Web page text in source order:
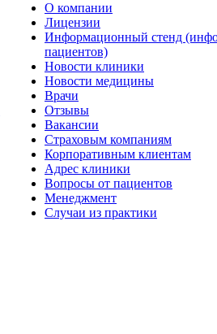
О компании
Лицензии
Информационный стенд
пациентов)
Новости клиники
Новости медицины
Врачи
Отзывы
Вакансии
Страховым компаниям
Корпоративным клиентам
Адрес клиники
Вопросы от пациентов
Менеджмент
Случаи из практики